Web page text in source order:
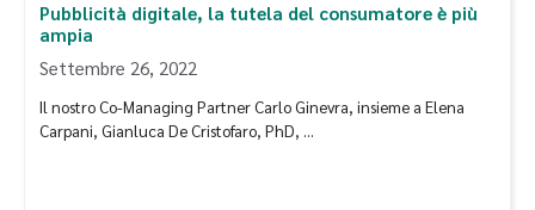
Pubblicità digitale, la tutela del consumatore è più
ampia
Settembre 26, 2022
Il nostro Co-Managing Partner Carlo Ginevra, insieme a Elena
Carpani, Gianluca De Cristofaro, PhD, …